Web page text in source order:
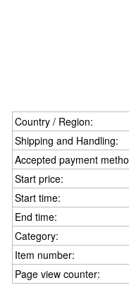
Country / Region:
Shipping and Handling:
Accepted payment
Start price:
Start time:
End time:
Category:
Item number:
Page view counter: